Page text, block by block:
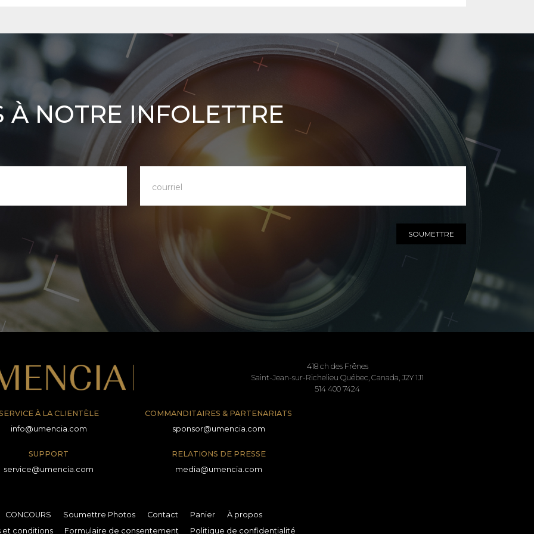
NOTRE INFOLETTRE
SOUMETTRE
418 ch des Frênes
Saint-Jean-sur-Richelieu Québec, Canada, J2Y 1J1
514 400 7424
À LA CLIENTÈLE
info@umencia.com
COMMANDITAIRES & PARTENARIATS
sponsor@umencia.com
SUPPORT
service@umencia.com
RELATIONS DE PRESSE
media@umencia.com
CONCOURS Soumettre Photos Contact Panier
À propos
et conditions
Formulaire de consentement Politique de confidentialité